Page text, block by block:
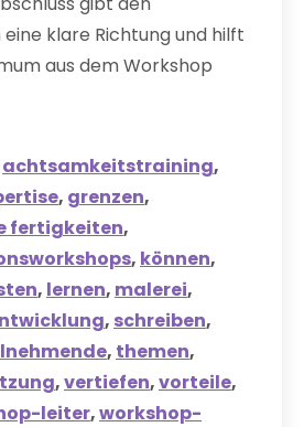
klare Richtung und hilft
aus dem Workshop
achtsamkeitstraining,
, grenzen,
fertigkeiten,
, können,
, lernen, malerei,
, schreiben,
, themen,
,vertiefen,vorteile,
leiter,workshop-